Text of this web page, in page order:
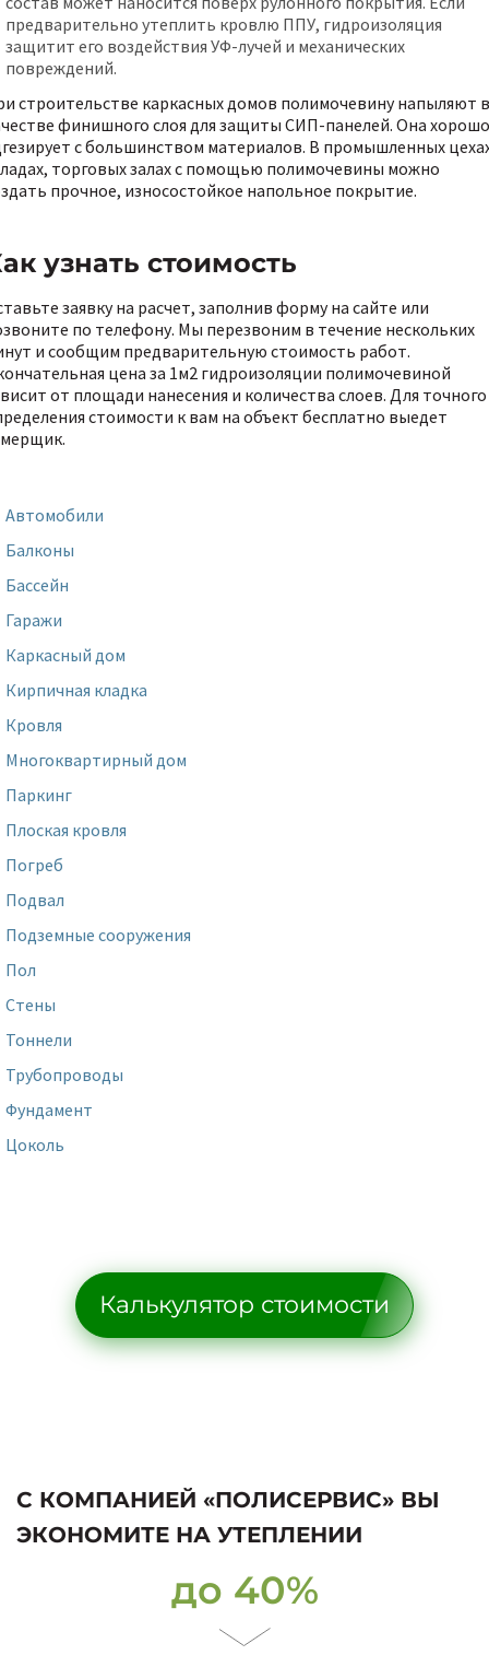
предварительно утеплить кровлю ППУ, гидроизоляция
защитит его воздействия УФ-лучей и механических
повреждений.
строительстве каркасных домов полимочевину напыляют в
финишного слоя для защиты СИП-панелей. Она хорошо
с большинством материалов. В промышленных
торговых залах с помощью полимочевины можно
прочное, износостойкое напольное покрытие.
узнать стоимость
заявку на расчет, заполнив форму на сайте или
по телефону. Мы перезвоним в течение нескольких
и сообщим предварительную стоимость работ.
цена за 1м2 гидроизоляции полимочевиной
от площади нанесения и количества слоев. Для точного
стоимости к вам на объект бесплатно выедет
Автомобили
Балконы
Бассейн
Гаражи
Каркасный дом
Кирпичная кладка
Кровля
Многоквартирный дом
Паркинг
Плоская кровля
Погреб
Подвал
Подземные сооружения
Пол
Стены
Тоннели
Трубопроводы
Фундамент
Цоколь
Калькулятор стоимости
С КОМПАНИЕЙ «ПОЛИСЕРВИС» ВЫ
ЭКОНОМИТЕ НА УТЕПЛЕНИИ
до 40%